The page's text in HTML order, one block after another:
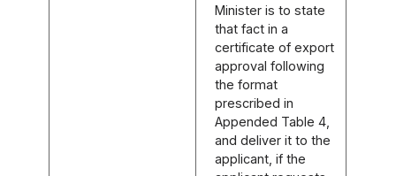
Minister is to state
that fact in a
certificate of export
approval following
the format
prescribed in
Appended Table 4,
and deliver it to the
applicant, if the